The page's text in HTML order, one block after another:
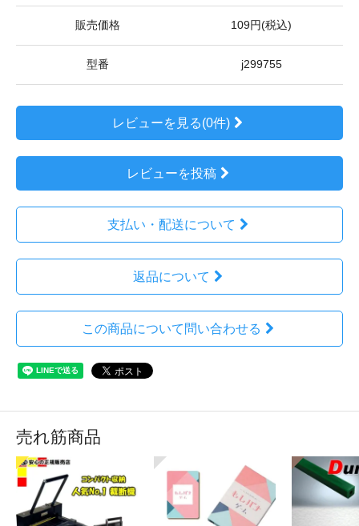
販売価格 109円(税込)
型番 j299755
レビューを見る(0件)
レビューを投稿
支払い・配送について
返品について
この商品について問い合わせる
売れ筋商品